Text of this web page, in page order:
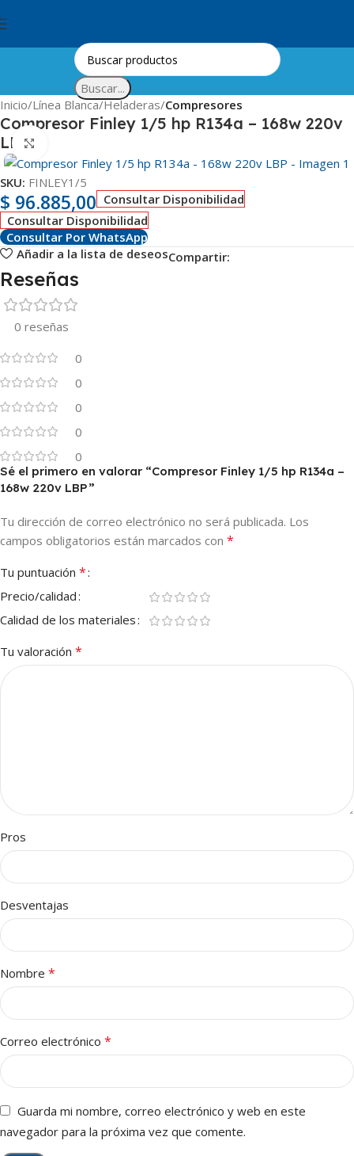
Skip to navigation
Buscar...
Inicio Línea Blanca Heladeras Compresores
Compresor Finley 1/5 hp R134a – 168w 220v
LBP
SKU: FINLEY1/5
$ 96.885,00 Consultar Disponibilidad
Consultar Disponibilidad
Consultar Por WhatsApp
Añadir a la lista de deseosCompartir:
Reseñas
0 reseñas
0
0
0
0
0
Sé el primero en valorar “Compresor Finley 1/5 hp R134a –
168w 220v LBP”
Tu dirección de correo electrónico no será publicada. Los
campos obligatorios están marcados con *
Tu puntuación *
Precio/calidad
Calidad de los materiales
Tu valoración *
Pros
Desventajas
Nombre *
Correo electrónico *
Guarda mi nombre, correo electrónico y web en este
navegador para la próxima vez que comente.